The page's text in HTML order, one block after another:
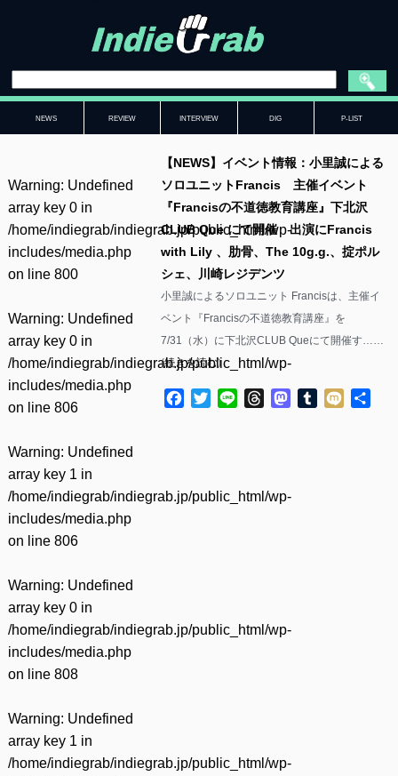
NEWS REVIEW INTERVIEW DIG P-LIST
Warning: Undefined
array key 0 in
/home/indiegrab/indiegrab.jp/public_html/wp-
includes/media.php
on line 800
Warning: Undefined
array key 0 in
/home/indiegrab/indiegrab.jp/public_html/wp-
includes/media.php
on line 806
Warning: Undefined
array key 1 in
/home/indiegrab/indiegrab.jp/public_html/wp-
includes/media.php
on line 806
Warning: Undefined
array key 0 in
/home/indiegrab/indiegrab.jp/public_html/wp-
includes/media.php
on line 808
Warning: Undefined
array key 1 in
/home/indiegrab/indiegrab.jp/public_html/wp-
【NEWS】イベント情報：小里誠による
ソロユニットFrancis 主催イベント
『Francisの不道徳教育講座』下北沢
CLUB Que にて開催 出演にFrancis
with Lily 、肋骨、The 10g.g.、掟ポル
シェ、川崎レジデンツ
小里誠によるソロユニット Francisは、主催イ
ベント『Francisの不道徳教育講座』を
7/31（水）に下北沢CLUB Queにて開催す……
(続きを読む)
Facebook
TwitterLine ThreadsMastodon
Tumblr
Mixi